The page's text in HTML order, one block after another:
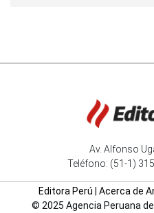
Av. Alfonso
Teléfono: (51-1)
Editora Perú Acerca de
© 2025 Agencia Peruana